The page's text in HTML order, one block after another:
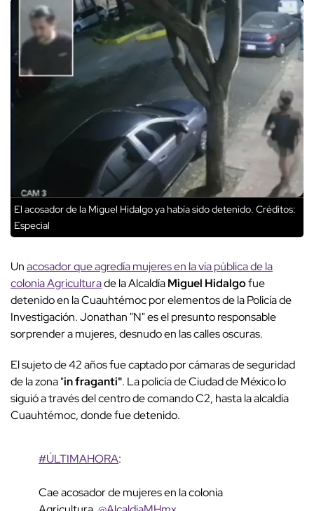
El acosador de la Miguel Hidalgo ya había sido detenido. Créditos:
Especial
Unacosador que agredía mujeres en la vía pública de la
colonia Agriculturade la AlcaldíaMiguel Hidalgofue
detenido en la Cuauhtémoc por elementos de la Policía de
Investigación. Jonathan "N" es el presunto responsable
sorprender a mujeres, desnudo en las calles oscuras.
El sujeto de 42 años fue captado por cámaras de seguridad
de la zona "in fraganti". La policía de Ciudad de México lo
siguió a través del centro de comando C2, hasta la alcaldía
Cuauhtémoc, donde fue detenido.
#ÚLTIMAHORA:
Cae acosador de mujeres en la colonia